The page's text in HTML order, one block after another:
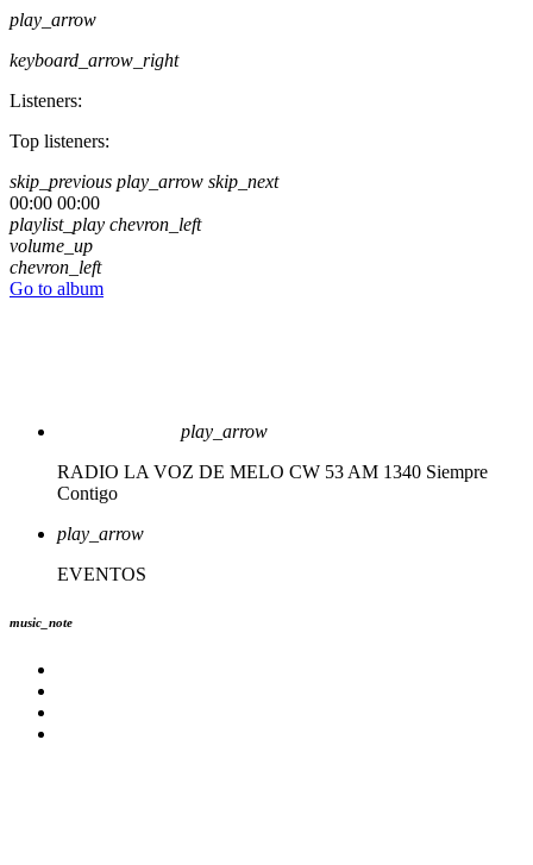
play_arrow
keyboard_arrow_right
Listeners:
Top listeners:
skip_previous play_arrow skip_next
00:00 00:00
playlist_play chevron_left
volume_up
chevron_left
Go to album
play_arrow
RADIO LA VOZ DE MELO CW 53 AM 1340 Siempre
Contigo
play_arrow
EVENTOS
music_note